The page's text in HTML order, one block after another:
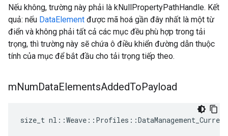
Nếu không, trường này phải là kNullPropertyPathHandle. Kết
quả: nếu DataElement được mã hoá gần đây nhất là một từ
điển và không phải tất cả các mục đều phù hợp trong tải
trọng, thì trường này sẽ chứa ô điều khiển đường dẫn thuộc
tính của mục để bắt đầu cho tải trọng tiếp theo.
mNumDataElementsAddedToPayload
size_t nl ::Weave :: Profiles ::DataManagement_Current